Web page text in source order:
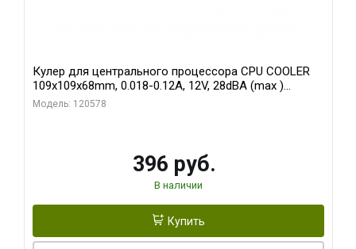
Кулер для центрального процессора CPU COOLER
109x109x68mm, 0.018-0.12A, 12V, 28dBA (max )
+/-10%
Модель: 120578
396 руб.
В наличии
Купить